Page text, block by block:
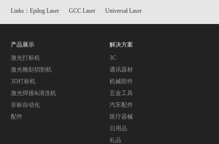
Links：Epilog Laser GCC Laser Universal Laser
产品展示
激光打标机
激光雕刻切割机
3D打标机
激光焊接&清洗机
非标自动化
配件
解决方案
3C
通讯器材
机械部件
五金工具
汽车配件
医疗器械
日用品
礼品